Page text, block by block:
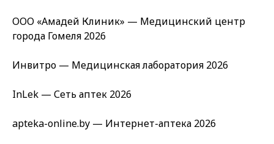
ООО «Амадей Клиник» — Медицинский центр
города Гомеля 2026
Инвитро — Медицинская лаборатория 2026
InLek — Сеть аптек 2026
apteka-online.by — Интернет-аптека 2026